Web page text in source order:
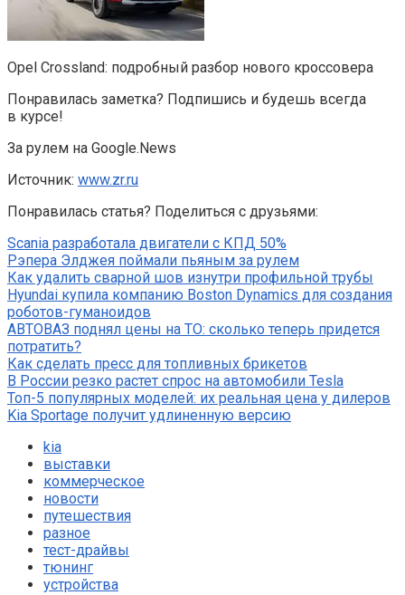
Opel Crossland: подробный разбор нового кроссовера
Понравилась заметка? Подпишись и будешь всегда
в курсе!
За рулем на Google.News
Источник: www.zr.ru
Понравилась статья? Поделиться с друзьями:
Scania разработала двигатели с КПД 50%
Рэпера Элджея поймали пьяным за рулем
Как удалить сварной шов изнутри профильной трубы
Hyundai купила компанию Boston Dynamics для создания
роботов-гуманоидов
АВТОВАЗ поднял цены на ТО: сколько теперь придется
потратить?
Как сделать пресс для топливных брикетов
В России резко растет спрос на автомобили Tesla
Топ-5 популярных моделей: их реальная цена у дилеров
Kia Sportage получит удлиненную версию
kia
выставки
коммерческое
новости
путешествия
разное
тест-драйвы
тюнинг
устройства